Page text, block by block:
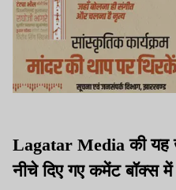
Lagatar Media की यह
नीचे दिए गए कमेंट बॉक्स